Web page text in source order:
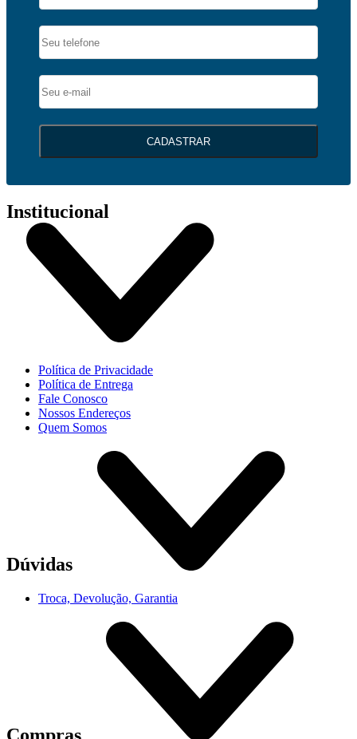
CADASTRAR
Institucional
Política de Privacidade
Política de Entrega
Fale Conosco
Nossos Endereços
Quem Somos
Dúvidas
Troca, Devolução, Garantia